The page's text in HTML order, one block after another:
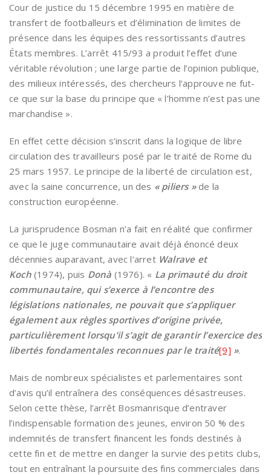
Cour de justice du 15 décembre 1995 en matière de
transfert de footballeurs et d’élimination de limites de
présence dans les équipes des ressortissants d’autres
États membres. L’arrêt 415/93 a produit l’effet d’une
véritable révolution ; une large partie de l’opinion publique,
des milieux intéressés, des chercheurs l’approuve ne fut-
ce que sur la base du principe que « l’homme n’est pas une
marchandise ».
En effet cette décision s’inscrit dans la logique de libre
circulation des travailleurs posé par le traité de Rome du
25 mars 1957. Le principe de la liberté de circulation est,
avec la saine concurrence, un des « piliers »de la
construction européenne.
La jurisprudence Bosman n’a fait en réalité que confirmer
ce que le juge communautaire avait déjà énoncé deux
décennies auparavant, avec l’arret Walrave et
Koch(1974), puis Donà (1976). « La primauté du droit
communautaire, qui s’exerce à l’encontre des
législations nationales, ne pouvait que s’appliquer
également aux règles sportives d’origine privée,
particulièrement lorsqu’il s’agit de garantir l’exercice des
libertés fondamentales reconnues par le traité[9] ».
Mais de nombreux spécialistes et parlementaires sont
d’avis qu’il entraînera des conséquences désastreuses.
Selon cette thèse, l’arrêt Bosmanrisque d’entraver
l’indispensable formation des jeunes, environ 50 % des
indemnités de transfert financent les fonds destinés à
cette fin et de mettre en danger la survie des petits clubs,
tout en entraînant la poursuite des fins commerciales dans